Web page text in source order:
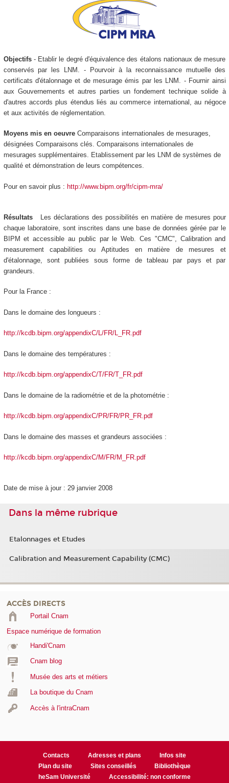
Objectifs- Etablir le degré d'équivalence des étalons nationaux de mesure
conservés par les LNM. - Pourvoir à la reconnaissance mutuelle des
certificats d'étalonnage et de mesurage émis par les LNM. - Fournir ainsi
aux Gouvernements et autres parties un fondement technique solide à
d'autres accords plus étendus liés au commerce international, au négoce
et aux activités de réglementation.
Moyens mis en oeuvre Comparaisons internationales de mesurages,
désignées Comparaisons clés. Comparaisons internationales de
mesurages supplémentaires. Etablissement par les LNM de systèmes de
qualité et démonstration de leurs compétences.
Pour en savoir plus : http://www.bipm.org/fr/cipm-mra/
Résultats Les déclarations des possibilités en matière de mesures pour
chaque laboratoire, sont inscrites dans une base de données gérée par le
BIPM et accessible au public par le Web. Ces "CMC", Calibration and
measurement capabilities ou Aptitudes en matière de mesures et
d'étalonnage, sont publiées sous forme de tableau par pays et par
grandeurs.
Pour la France :
Dans le domaine des longueurs :
http://kcdb.bipm.org/appendixC/L/FR/L_FR.pdf
Dans le domaine des températures :
http://kcdb.bipm.org/appendixC/T/FR/T_FR.pdf
Dans le domaine de la radiométrie et de la photométrie :
http://kcdb.bipm.org/appendixC/PR/FR/PR_FR.pdf
Dans le domaine des masses et grandeurs associées :
http://kcdb.bipm.org/appendixC/M/FR/M_FR.pdf
Date de mise à jour : 29 janvier 2008
Dans la même rubrique
Etalonnages et Etudes
Calibration and Measurement Capability (CMC)
ACCÈS DIRECTS
Portail Cnam
Espace numérique de formation
Handi'Cnam
Cnam blog
Musée des arts et métiers
La boutique du Cnam
Accès à l'intraCnam
Contacts Adresses et plans
Infos site
Plan du site
Sites conseillés
Bibliothèque
heSam Université
Accessibilité: non conforme